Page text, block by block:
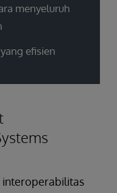
menyeluruh
efisien
interoperabilitas